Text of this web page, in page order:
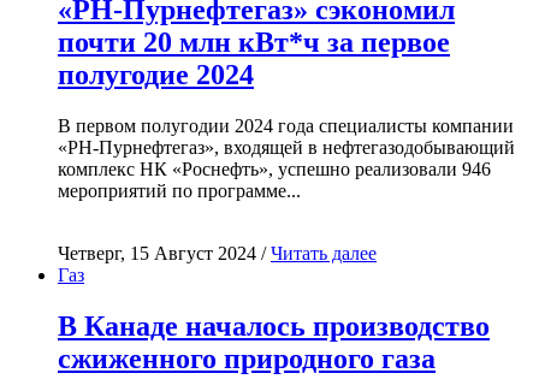
«РН-Пурнефтегаз» сэкономил
почти 20 млн кВт*ч за первое
полугодие 2024
В первом полугодии 2024 года специалисты компании
«РН-Пурнефтегаз», входящей в нефтегазодобывающий
комплекс НК «Роснефть», успешно реализовали 946
мероприятий по программе...
Четверг, 15 Август 2024 /Читать далее
Газ
В Канаде началось производство
сжиженного природного газа